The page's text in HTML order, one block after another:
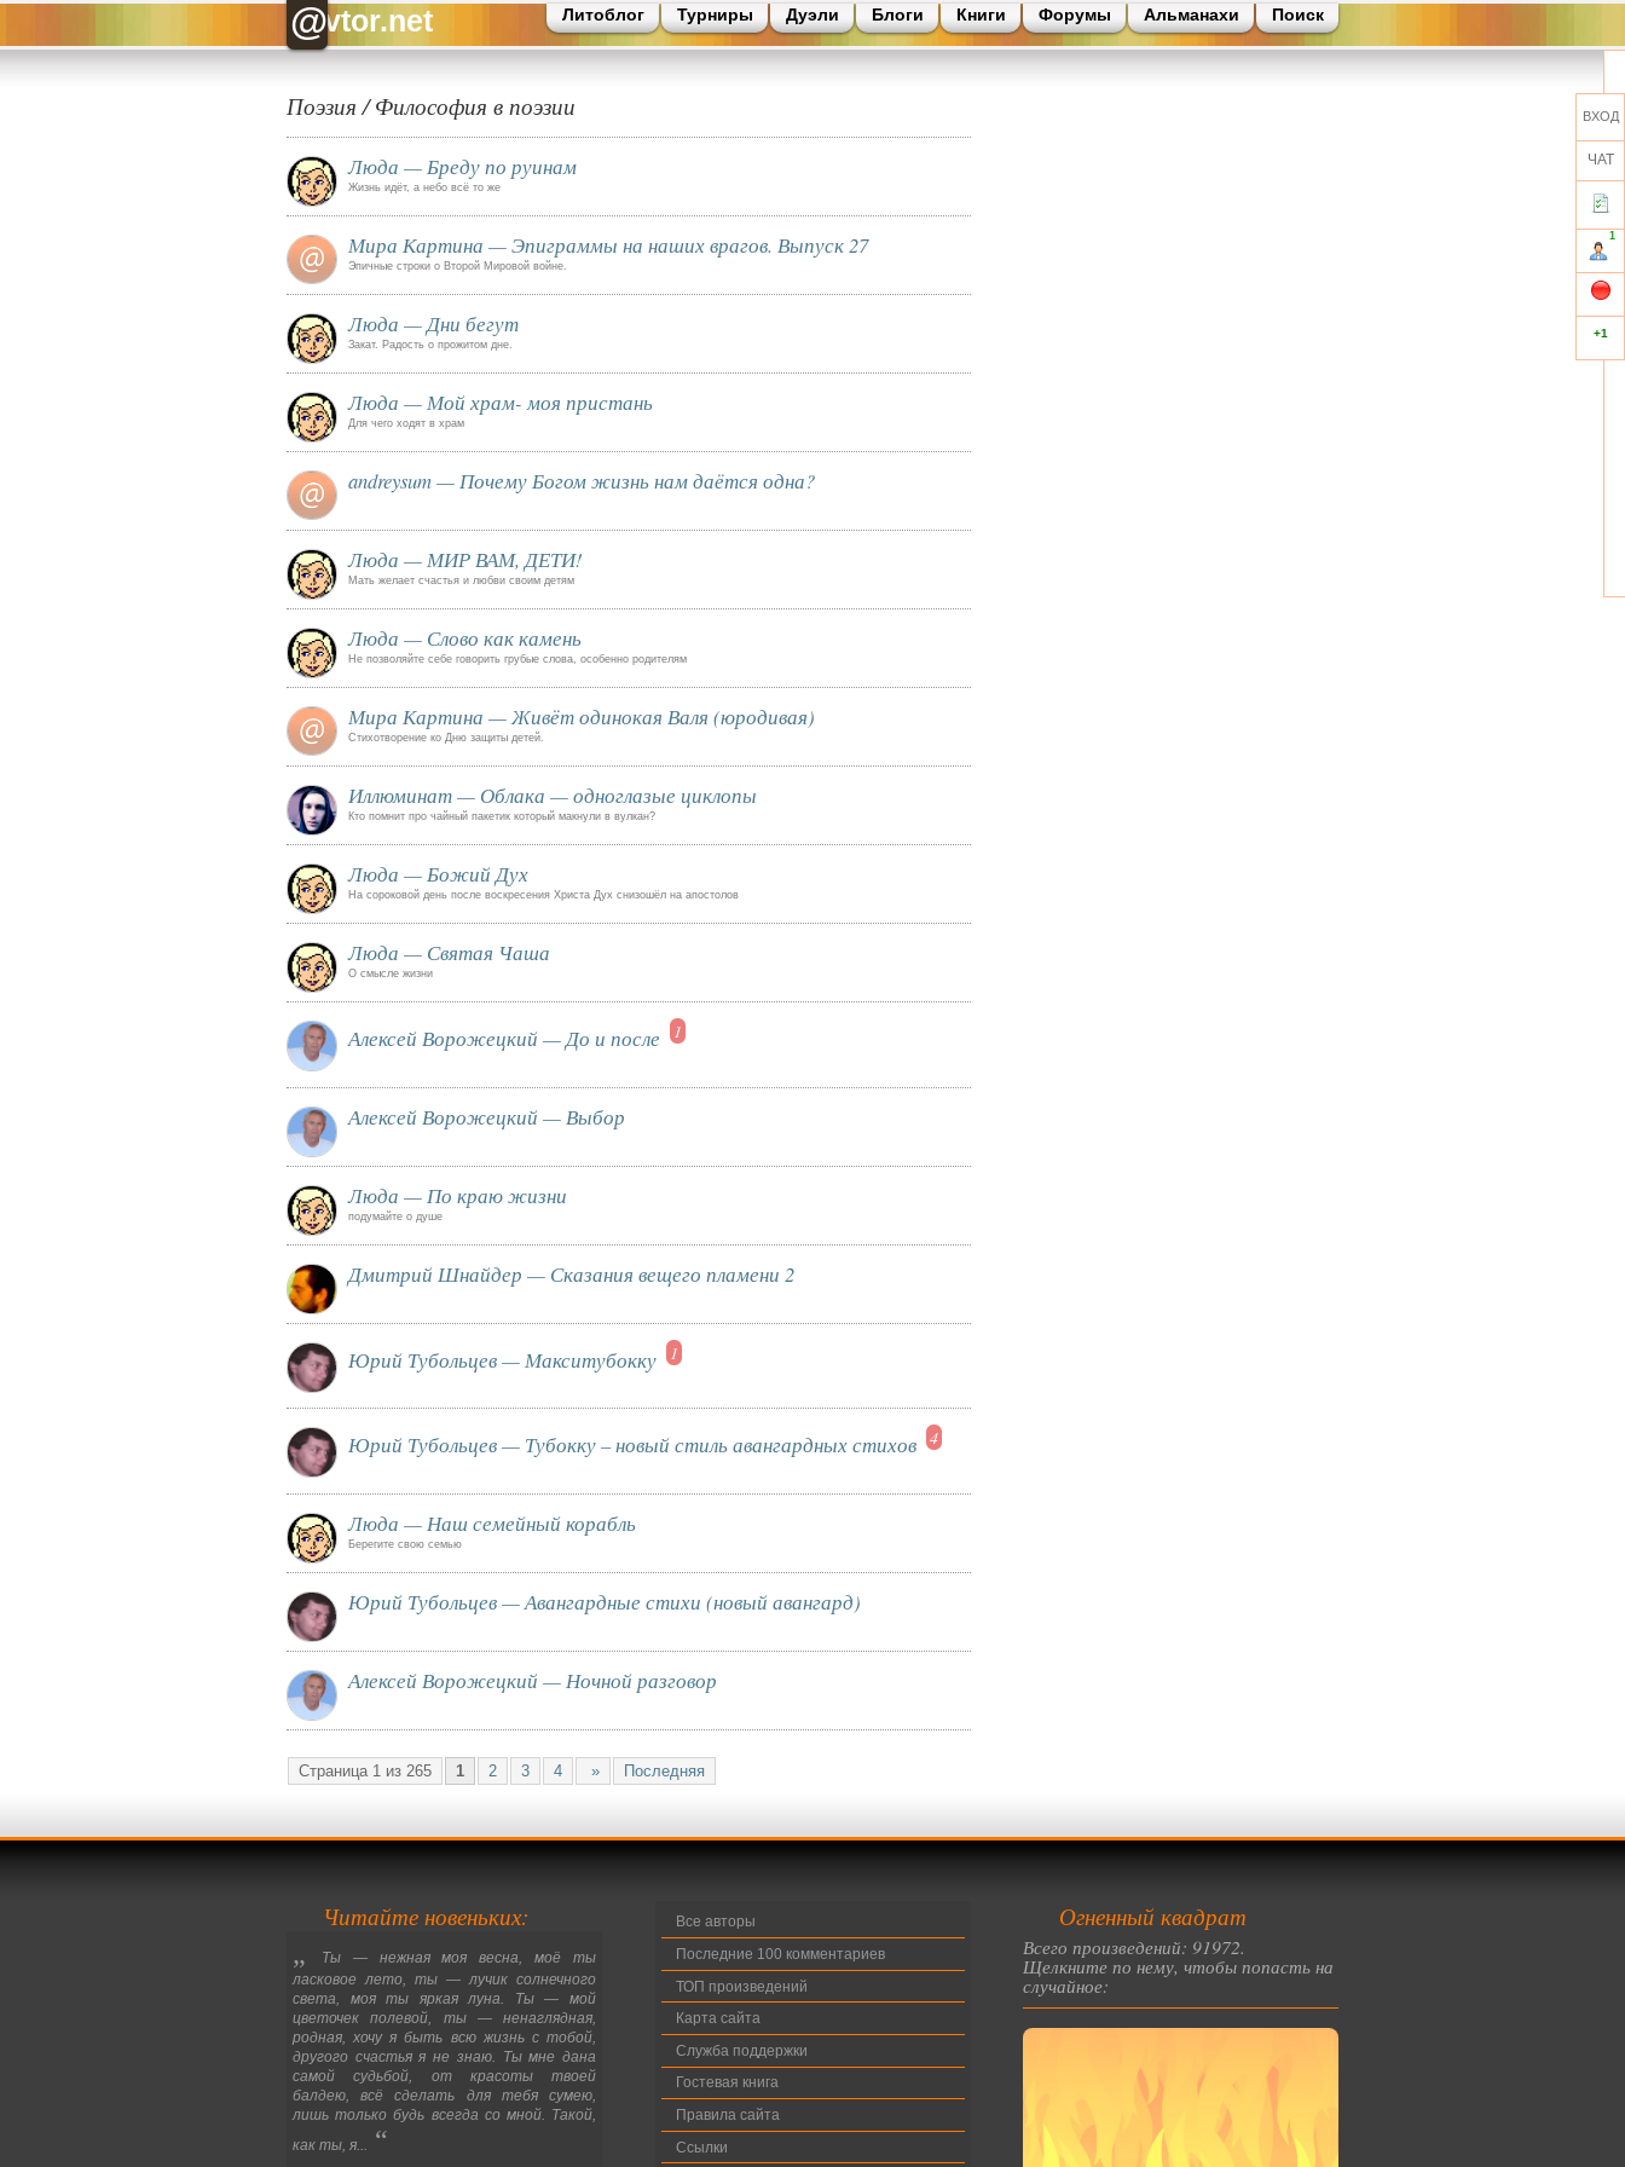
@vtor.net Литоблог Турниры Дуэли Блоги Книги Форумы Альманахи Поиск
+1
1
ЧАТ
ВХОД
Поэзия/Философия в поэзии
Люда — Бреду по руинам
Жизнь идёт, а небо всё то же
Мира Картина — Эпиграммы на наших врагов. Выпуск 27
Эпичные строки о Второй Мировой войне.
Люда — Дни бегут
Закат. Радость о прожитом дне.
Люда — Мой храм- моя пристань
Для чего ходят в храм
andreysum — Почему Богом жизнь нам даётся одна?
Люда — МИР ВАМ, ДЕТИ!
Мать желает счастья и любви своим детям
Люда — Слово как камень
Не позволяйте себе говорить грубые слова, особенно родителям
Мира Картина — Живёт одинокая Валя (юродивая)
Стихотворение ко Дню защиты детей.
Иллюминат — Облака — одноглазые циклопы
Кто помнит про чайный пакетик который макнули в вулкан?
Люда — Божий Дух
На сороковой день после воскресения Христа Дух снизошёл на апостолов
Люда — Святая Чаша
О смысле жизни
Алексей Ворожецкий — До и после 1
Алексей Ворожецкий — Выбор
Люда — По краю жизни
подумайте о душе
Дмитрий Шнайдер — Сказания вещего пламени 2
Юрий Тубольцев — Макситубокку 1
Юрий Тубольцев — Тубокку – новый стиль авангардных стихов 4
Люда — Наш семейный корабль
Берегите свою семью
Юрий Тубольцев — Авангардные стихи (новый авангард)
Алексей Ворожецкий — Ночной разговор
Страница 1 из 265 1 2 3 4 » Последняя
Читайте новеньких:
„ Ты— нежная моя весна, моё ты
ласковое лето, ты — лучик солнечного
света, моя ты яркая луна. Ты—мой
цветочек полевой, ты— ненаглядная,
родная, хочу я быть всю жизнь с тобой,
другого счастья я не знаю. Ты мне дана
самой судьбой, от красоты твоей
балдею, всё сделать для тебя сумею,
лишь только будь всегда со мной. Такой,
как ты, я...
“
Все авторы
Последние 100 комментариев
ТОП произведений
Карта сайта
Служба поддержки
Гостевая книга
Правила сайта
Ссылки
Огненный квадрат
Всего произведений: 91972.
Щелкните по нему, чтобы попасть на
случайное: